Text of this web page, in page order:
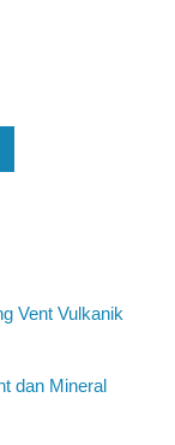
Vent Vulkanik
dan Mineral